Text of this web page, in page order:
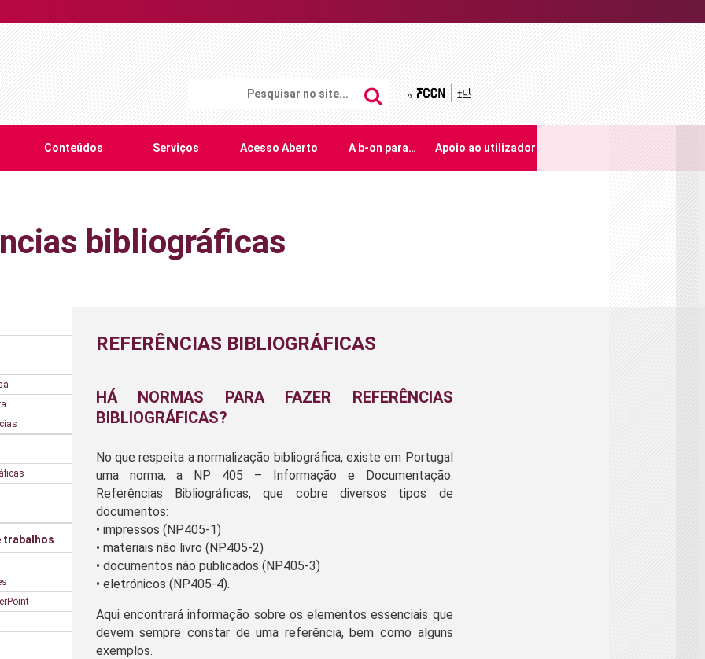
by FCCN
Conteúdos Serviços Acesso Aberto A b-on para… Apoio ao utilizador
bibliográficas
trabalhos
REFERÊNCIAS BIBLIOGRÁFICAS
HÁ NORMAS PARA FAZER REFERÊNCIAS
BIBLIOGRÁFICAS?
No que respeita a normalização bibliográfica, existe em Portugal
uma norma, a NP 405 – Informação e Documentação:
Referências Bibliográficas, que cobre diversos tipos de
documentos:
• impressos (NP405-1)
• materiais não livro (NP405-2)
• documentos não publicados (NP405-3)
• eletrónicos (NP405-4).
Aqui encontrará informação sobre os elementos essenciais que
devem sempre constar de uma referência, bem como alguns
exemplos.